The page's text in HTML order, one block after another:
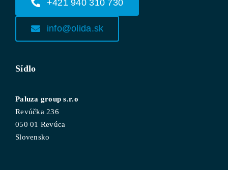
+421 940 310 730
info@olida.sk
Sídlo
Paluza group s.r.o
Revúčka 236
050 01 Revúca
Slovensko